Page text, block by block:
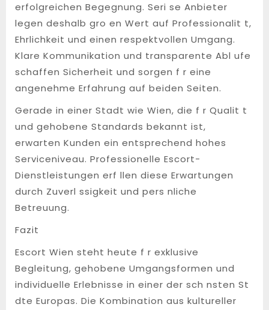
erfolgreichen Begegnung. Seri se Anbieter
legen deshalb gro en Wert auf Professionalit t,
Ehrlichkeit und einen respektvollen Umgang.
Klare Kommunikation und transparente Abl ufe
schaffen Sicherheit und sorgen f r eine
angenehme Erfahrung auf beiden Seiten.
Gerade in einer Stadt wie Wien, die f r Qualit t
und gehobene Standards bekannt ist,
erwarten Kunden ein entsprechend hohes
Serviceniveau. Professionelle Escort-
Dienstleistungen erf llen diese Erwartungen
durch Zuverl ssigkeit und pers nliche
Betreuung.
Fazit
Escort Wien steht heute f r exklusive
Begleitung, gehobene Umgangsformen und
individuelle Erlebnisse in einer der sch nsten St
dte Europas. Die Kombination aus kultureller